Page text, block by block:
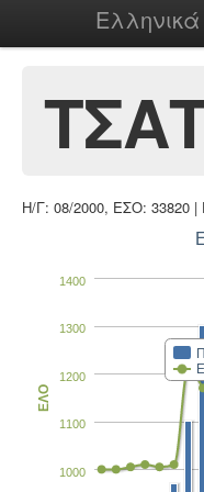
Η/Γ: 08/2000, ΕΣΟ: 33820 |
1000
1100
1200
1300
1400
ΕΛΟ